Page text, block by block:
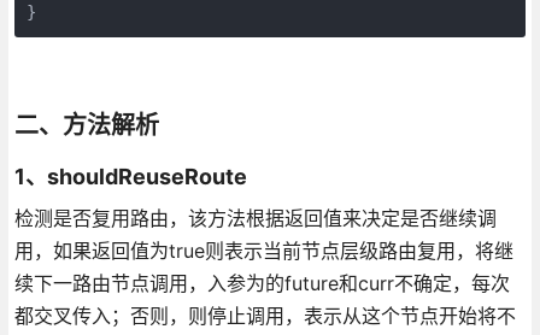
}
二、方法解析
1、shouldReuseRoute
检测是否复用路由，该方法根据返回值来决定是否继续调
用，如果返回值为true则表示当前节点层级路由复用，将继
续下一路由节点调用，入参为的future和curr不确定，每次
都交叉传入；否则，则停止调用，表示从这个节点开始将不